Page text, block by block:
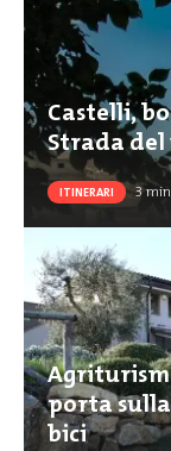
Castelli,
Strada del
ITINERARI 3min
porta
bici